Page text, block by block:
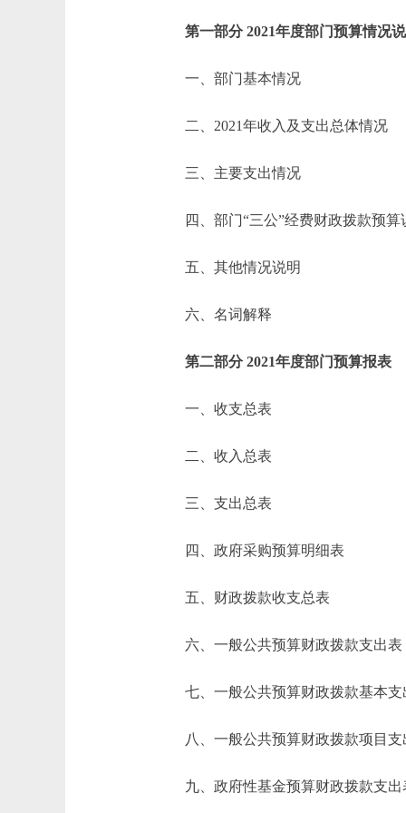
第一部分 2021年度部门预算情况
一、部门基本情况
二、2021年收入及支出总体情况
三、主要支出情况
四、部门“三公”经费财政拨款预算
五、其他情况说明
六、名词解释
第二部分 2021年度部门预算报表
一、收支总表
二、收入总表
三、支出总表
四、政府采购预算明细表
五、财政拨款收支总表
六、一般公共预算财政拨款支出表
七、一般公共预算财政拨款基本支
八、一般公共预算财政拨款项目支
九、政府性基金预算财政拨款支出